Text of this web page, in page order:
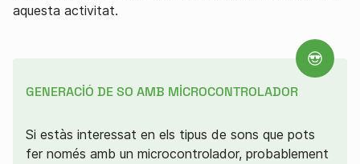
aquesta activitat.
GENERACIÓ DE SO AMB MICROCONTROLADOR
Si estàs interessat en els tipus de sons que pots
fer només amb un microcontrolador, probablement